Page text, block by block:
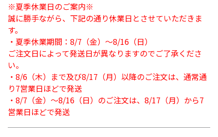
※夏季休業日のご案内※
誠に勝手ながら、下記の通り休業日とさせていただきま
す。
・夏季休業期間：8/7（金）～8/16（日）
ご注文日によって発送日が異なりますのでご了承くださ
い。
・8/6（木）まで及び8/17（月）以降のご注文は、通常通
り7営業日ほどで発送
・8/7（金）～8/16（日）のご注文は、8/17（月）から7
営業日ほどで発送